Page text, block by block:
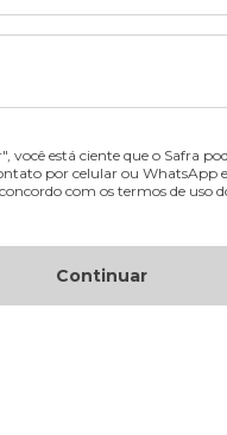
você está ciente que o Safra
por celular ou WhatsApp
com os termos de uso
Continuar